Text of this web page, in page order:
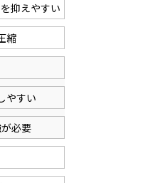
抑えやすい
縮
やすい
必要